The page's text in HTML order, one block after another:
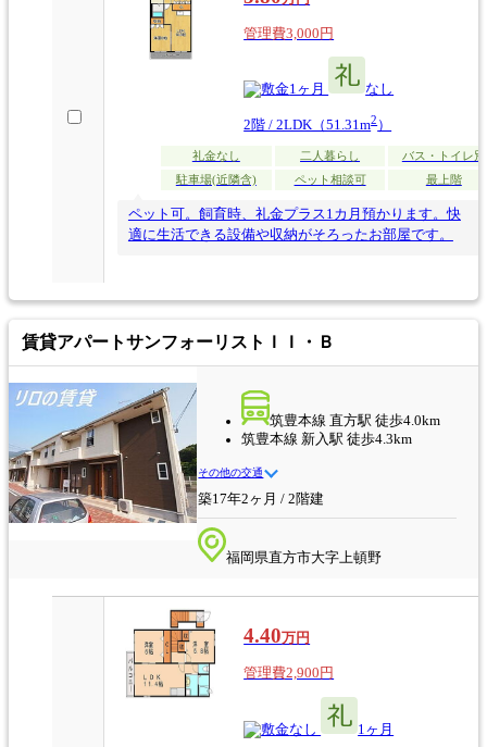
管理費3,000円
1ヶ月 なし
2階 / 2LDK（51.31m2）
礼金なし 二人暮らし
バス・トイレ別
駐車場(近隣含)
ペット相談可 最上階
ペット可。飼育時、礼金プラス1カ月預かります。快
適に生活できる設備や収納がそろったお部屋です。
賃貸アパートサンフォーリストＩＩ・Ｂ
筑豊本線 直方駅 徒歩4.0km
筑豊本線 新入駅 徒歩4.3km
その他の交通
築17年2ヶ月 / 2階建
福岡県直方市大字上頓野
4.40万円
管理費2,900円
なし 1ヶ月